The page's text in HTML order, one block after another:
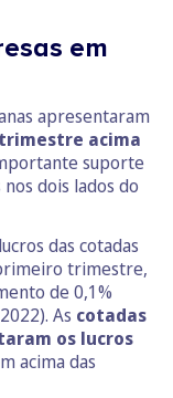
em
apresentaram
acima
suporte
dois lados do
das cotadas
trimestre,
de 0,1%
As cotadas
os lucros
acima das